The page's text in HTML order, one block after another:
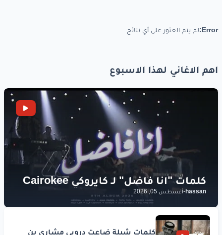
Error: لم يتم العثور على أي نتائج
اهم الاغاني لهذا الاسبوع
hassan
-أغسطس 05, 2026